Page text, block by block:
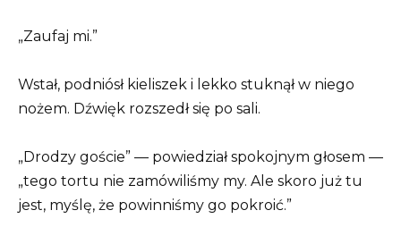
„Zaufaj mi.”
Wstał, podniósł kieliszek i lekko stuknął w niego
nożem. Dźwięk rozszedł się po sali.
„Drodzy goście” — powiedział spokojnym głosem —
„tego tortu nie zamówiliśmy my. Ale skoro już tu
jest, myślę, że powinniśmy go pokroić.”